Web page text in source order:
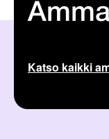
Katso kaikki